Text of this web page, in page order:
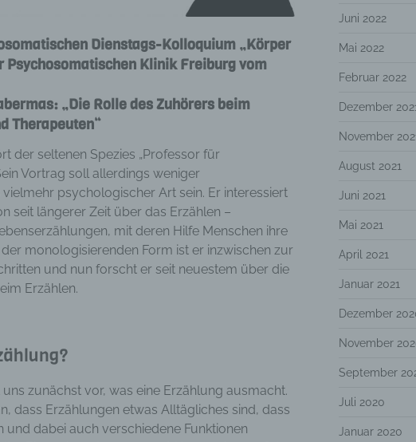
Dienstags-Kolloquium „Körper
Psychosomatischen Klinik Freiburg vom
„Die Rolle des Zuhörers beim
Therapeuten“
der seltenen Spezies „Professor für
Vortrag soll allerdings weniger
psychologischer Art sein. Er interessiert
seit längerer Zeit über das Erzählen –
mit deren Hilfe Menschen ihre
monologisierenden Form ist er inzwischen zur
und nun forscht er seit neuestem über die
Erzählen.
zunächst vor, was eine Erzählung ausmacht.
dass Erzählungen etwas Alltägliches sind, dass
und dabei auch verschiedene Funktionen
Juni 2022
Mai 2022
Februar 2022
Dezember
November
August 2021
Juni 2021
Mai 2021
April 2021
Januar 2021
Dezember
November
September
Juli 2020
Januar 2020